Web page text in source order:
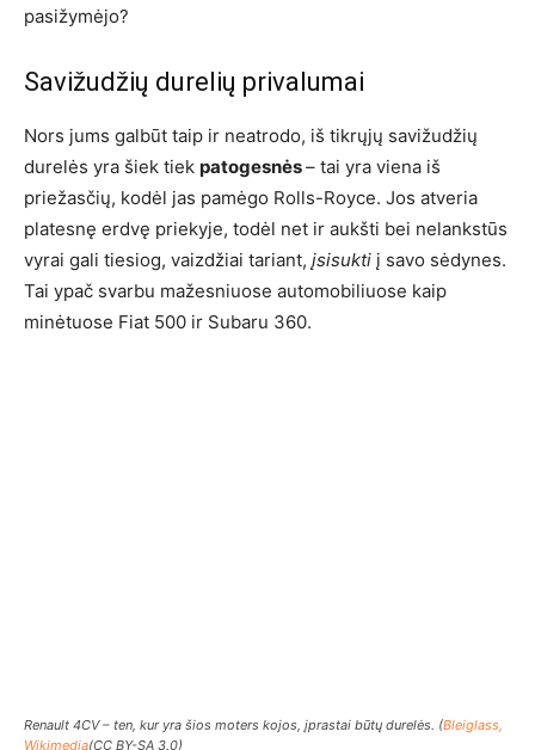
pasižymėjo?
Savižudžių durelių privalumai
Nors jums galbūt taip ir neatrodo, iš tikrųjų savižudžių
durelės yra šiek tiek patogesnės– tai yra viena iš
priežasčių, kodėl jas pamėgo Rolls-Royce. Jos atveria
platesnę erdvę priekyje, todėl net ir aukšti bei nelankstūs
vyrai gali tiesiog, vaizdžiai tariant, įsisukti į savo sėdynes.
Tai ypač svarbu mažesniuose automobiliuose kaip
minėtuose Fiat 500 ir Subaru 360.
Renault 4CV – ten, kur yra šios moters kojos, įprastai būtų durelės. (Bleiglass,
Wikimedia(CC BY-SA 3.0)